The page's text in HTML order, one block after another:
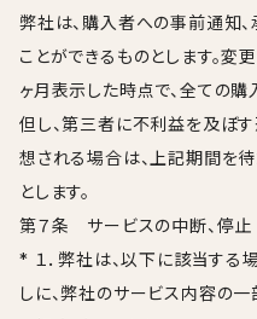
弊社は、購入者への事前通知
ことができるものとします。変
ヶ月表示した時点で、全ての購
但し、第三者に不利益を及ぼ
想される場合は、上記期間を
とします。
第７条 サービスの中断、停止
* １．弊社は、以下に該当する
しに、弊社のサービス内容の